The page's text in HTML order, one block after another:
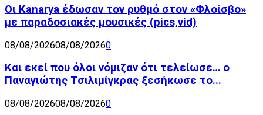
Οι Kanarya έδωσαν τον ρυθμό στον «Φλοίσβο»
με παραδοσιακές μουσικές (pics,vid)
08/08/202608/08/20260
Και εκεί που όλοι νόμιζαν ότι τελείωσε… ο
Παναγιώτης Τσιλιμίγκρας ξεσήκωσε το...
08/08/202608/08/20260